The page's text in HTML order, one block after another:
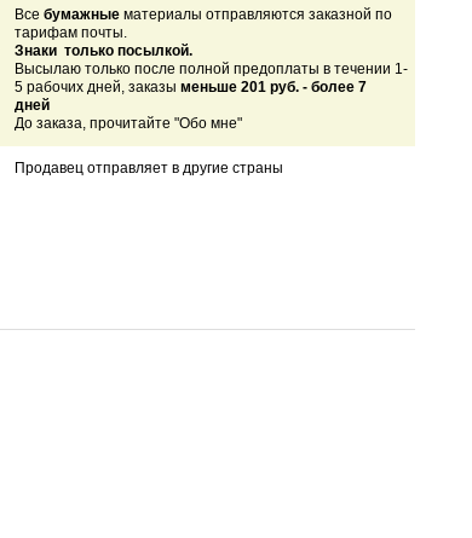
Все бумажныематериалы отправляются заказной по
тарифам почты.
Знаки только посылкой.
Высылаю только после полной предоплаты в течении 1-
5 рабочих дней, заказы меньше 201 руб. - более 7
дней
До заказа, прочитайте "Обо мне"
Продавец отправляет в другие страны